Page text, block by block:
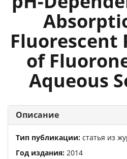
Fluorescent
of
Aqueous
Описание
Тип публикации: статья из
Год издания: 2014